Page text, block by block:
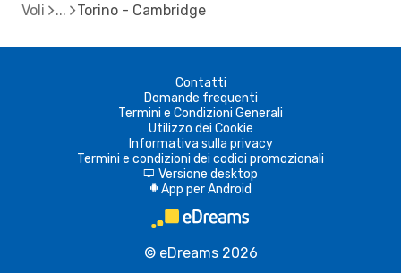
Voli Torino - Cambridge
Contatti
Domande frequenti
Termini e Condizioni Generali
Utilizzo dei Cookie
Informativa sulla privacy
Termini e condizioni dei codici promozionali
d Versione desktop
A App per Android
© eDreams 2026